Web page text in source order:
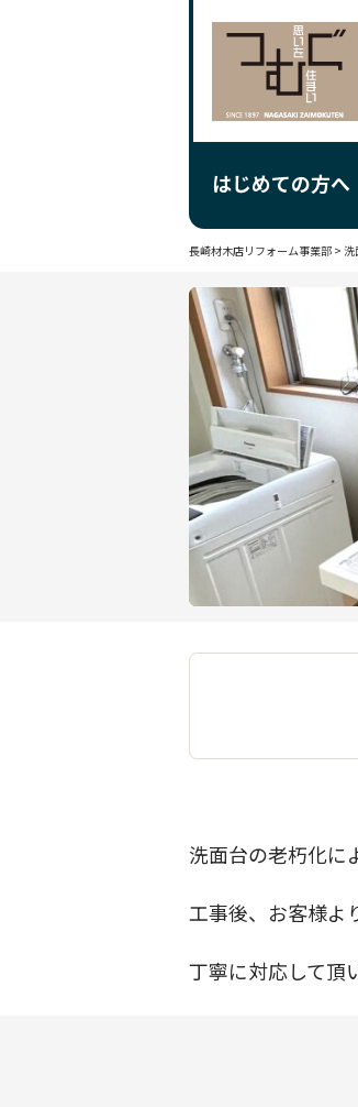
はじめての方へ
長崎材木店リフォーム事業部 > 洗
洗面台の老朽化に
工事後、お客様よ
丁寧に対応して頂